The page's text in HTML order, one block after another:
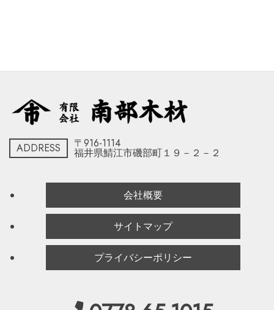
ADDRESS 〒916-1114
福井県鯖江市磯部町１９－２－２
会社概要
サイトマップ
プライバシーポリシー